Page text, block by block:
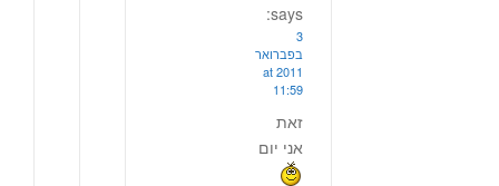
says:
3
בפברואר
2011 at
11:59
זאת
אני יום